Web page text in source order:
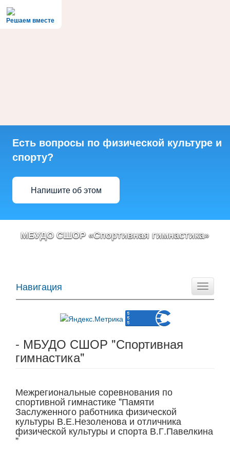
Решаем вместе
Есть вопросы по физической культуре и
спорту?
Напишите об этом
МБУДО СШОР «Спортивная гимнастика»
Toggle
Навигация
- МБУДО СШОР "Спортивная
гимнастика"
Межрегиональные соревнования по
спортивной гимнастике "Памяти
Заслуженного работника физической
культуры В.Е.Незоленова и отличника
физической культуры и спорта В.Г.Павелкина
"